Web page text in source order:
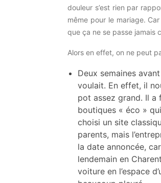
douleur s’est rien par
même pour le mariage.
que ça ne se passe jamais
Alors en effet, on ne peut
Deux semaines
voulait. En effet, il
pot assez grand. Il a
boutiques « éco »
choisi un site
parents, mais
la date annoncée,
lendemain en
voiture en l’espace